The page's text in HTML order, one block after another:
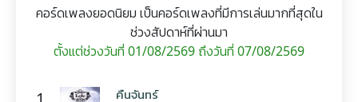
คอร์ดเพลงยอดนิยม เป็นคอร์ดเพลงที่มีการเล่นมากที่สุดใน
ช่วงสัปดาห์ที่ผ่านมา
ตั้งแต่ช่วงวันที่ 01/08/2569 ถึงวันที่ 07/08/2569
คืนจันทร์